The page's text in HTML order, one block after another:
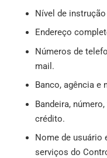
Nível de
Endereço
Números de
mail.
Banco, agência e
Bandeira,
crédito.
Nome de usuário
serviços do